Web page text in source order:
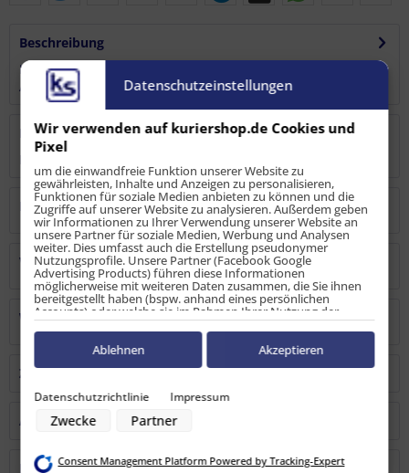
Beschreibung
Hier im 10er Set. Der Schraubfitting M8 wird in die
Airlineschiene eingebracht...mehr
Bewertungen
0
Hersteller
Verantwortliche Person
Warn-/Sicherheitshinweise
Zubehör 4
Ähnliche Artikel
Kunden kauften auch
Datenschutzeinstellungen
Wir verwenden auf kuriershop.de Cookies und
Pixel
um die einwandfreie Funktion unserer Website zu
gewährleisten, Inhalte und Anzeigen zu personalisieren,
Funktionen für soziale Medien anbieten zu können und die
Zugriffe auf unserer Website zu analysieren. Außerdem geben
wir Informationen zu Ihrer Verwendung unserer Website an
unsere Partner für soziale Medien, Werbung und Analysen
weiter. Dies umfasst auch die Erstellung pseudonymer
Nutzungsprofile. Unsere Partner (Facebook Google
Advertising Products) führen diese Informationen
möglicherweise mit weiteren Daten zusammen, die Sie ihnen
bereitgestellt haben (bspw. anhand eines persönlichen
Accounts) oder welche sie im Rahmen Ihrer Nutzung der
Dienste gesammelt haben (bspw. Nutzungsdaten anderer
Geräte). Ihre Einwilligung zur Nutzung von Cookies und Pixeln
können Sie jederzeit widerrufen, indem Sie auf den
Datenschutz-Button links unten klicken und dort die
Zwecke der Datenverarbeitung durch unsere Partner:
Speichern von oder Zugriff auf Informationen auf einem Endgerät
Verwendung von Profilen zur Auswahl personalisierter Werbung
Datenschutzrichtlinie Impressum
Zwecke Partner
Ablehnen Akzeptieren
Consent Management Platform Powered by Tracking-Expert